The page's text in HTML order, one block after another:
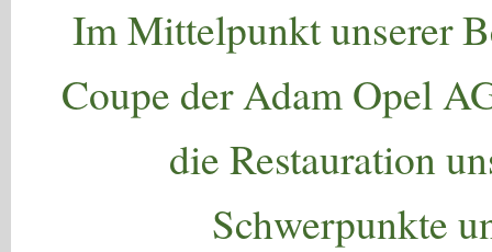
Im Mittelpunkt unserer
Coupe der Adam Opel
die Restauration
Schwerpunkte